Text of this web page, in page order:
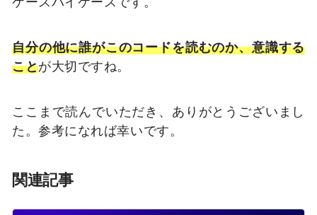
自分の他に誰がこのコードを読むのか、意識する
ことが大切ですね。
ここまで読んでいただき、ありがとうございまし
た。参考になれば幸いです。
関連記事